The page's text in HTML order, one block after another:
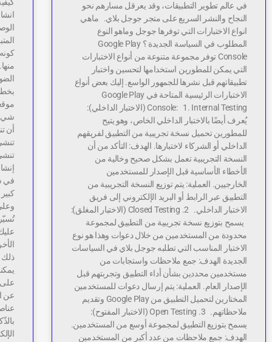
في عالم تطوير التطبيقات، وقد يعرقل مسارهم نحو
النجاح والنشر السريع على متجر جوجل بلاي. ماهي
انواع الاختبارات التي توفرها جوجل وماهو النوع
المطلوب في السياسة الجديدة ؟ Google Play
Console توفر مجموعة متنوعة من أنواع الاختبارات
التي يمكن للمطورين استخدامها لتحسين واختبار
تطبيقاتهم قبل نشرها للجمهور الواسع. إليك بعض أنواع
الاختبارات الرئيسية المتاحة في Google Play
Console: 1. Internal Testing (الاختبار الداخلي):
يُعرف أيضًا بالاختبار الداخلي الخاص، وهو يتيح
للمطورين تحميل نسخة تجريبية من التطبيق لفريقهم
الداخلي أو الشركاء لاختبارها. الهدف: التأكد من أن
النسخة التجريبية تعمل بشكل صحيح وخالية من
الأخطاء الأساسية قبل الإصدار للمستخدمين
الخارجيين. العملية: يتم توزيع النسخة التجريبية من
التطبيق عبر الرابط أو البريد الإلكتروني إلى فريق
الاختبار الداخلي. 2. Closed Testing (الاختبار المغلق):
يسمح بتوزيع نسخة تجريبية من التطبيق لمجموعة
محدودة من المستخدمين من خلال دعوات وهذا هو نوع
الاختبار المناسب التي تطلبه جوجل بلاي في السياسات
الجديدة الهدف: جمع ملاحظات واستجابات من
مستخدمين محددين بشأن أداء التطبيق وتجربتهم قبل
الإصدار العام. العملية: يتم إرسال دعوات للمستخدمين
المختارين لتحميل التطبيق من Google Play وتقديم
ملاحظاتهم. 3. Open Testing (الاختبار المفتوح):
يسمح بتوزيع التطبيق لمجموعة أوسع من المستخدمين.
الهدف: جمع ملاحظات من عدد أكبر من المستخدمين
أن
في
ذلك
عن